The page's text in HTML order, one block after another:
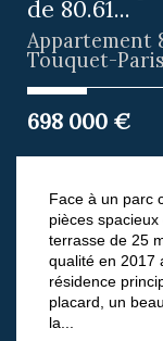
de 80.61...
Appartement
Touquet-
698 000 €
Face à un parc
pièces
terrasse de 25
qualité en 2017
résidence
placard, un
la...